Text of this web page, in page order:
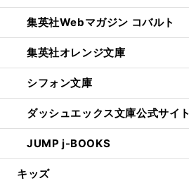
集英社Webマガジン コバルト
集英社オレンジ文庫
シフォン文庫
ダッシュエックス文庫公式サイト
JUMP j-BOOKS
キッズ